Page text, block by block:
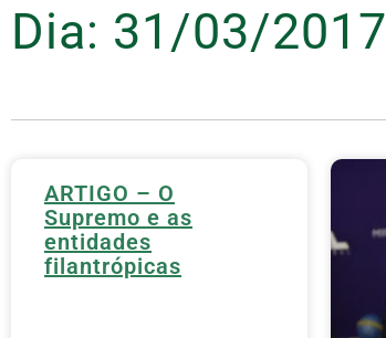
Dia: 31/03/2017
ARTIGO – O
Supremo e as
entidades
filantrópicas